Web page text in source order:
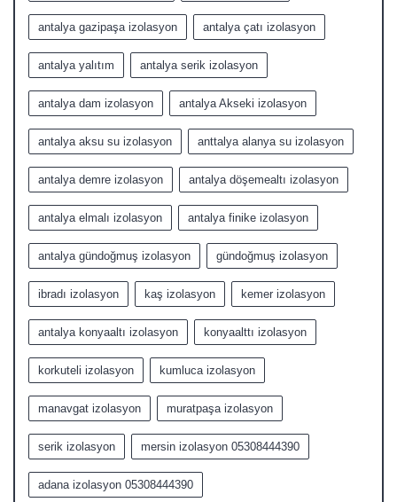
antalya gazipaşa izolasyon antalya çatı izolasyon
antalya yalıtım antalya serik izolasyon
antalya dam izolasyon antalya Akseki izolasyon
antalya aksu su izolasyon anttalya alanya su izolasyon
antalya demre izolasyon antalya döşemealtı izolasyon
antalya elmalı izolasyon antalya finike izolasyon
antalya gündoğmuş izolasyon gündoğmuş izolasyon
ibradı izolasyon kaş izolasyon kemer izolasyon
antalya konyaaltı izolasyon konyaalttı izolasyon
korkuteli izolasyon kumluca izolasyon
manavgat izolasyon muratpaşa izolasyon
serik izolasyon mersin izolasyon 05308444390
adana izolasyon 05308444390